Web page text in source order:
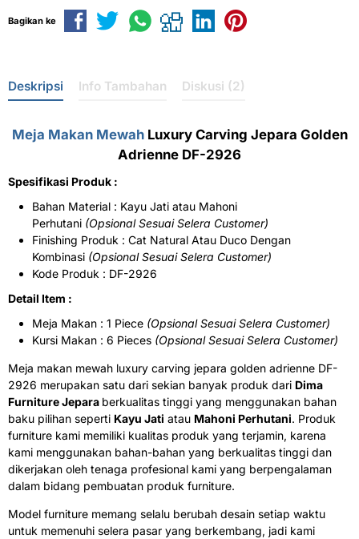
Bagikan ke
Deskripsi Info Tambahan Diskusi (2)
Meja Makan MewahLuxury Carving Jepara Golden
Adrienne DF-2926
Spesifikasi Produk :
Bahan Material : Kayu Jati atau Mahoni
Perhutani (Opsional Sesuai Selera Customer)
Finishing Produk : Cat Natural Atau Duco Dengan
Kombinasi (Opsional Sesuai Selera Customer)
Kode Produk : DF-2926
Detail Item :
Meja Makan : 1 Piece (Opsional Sesuai Selera Customer)
Kursi Makan : 6 Pieces (Opsional Sesuai Selera Customer)
Meja makan mewah luxury carving jepara golden adrienne DF-
2926 merupakan satu dari sekian banyak produk dari Dima
Furniture Jepara berkualitas tinggi yang menggunakan bahan
baku pilihan seperti Kayu Jati atau Mahoni Perhutani. Produk
furniture kami memiliki kualitas produk yang terjamin, karena
kami menggunakan bahan-bahan yang berkualitas tinggi dan
dikerjakan oleh tenaga profesional kami yang berpengalaman
dalam bidang pembuatan produk furniture.
Model furniture memang selalu berubah desain setiap waktu
untuk memenuhi selera pasar yang berkembang, jadi kami